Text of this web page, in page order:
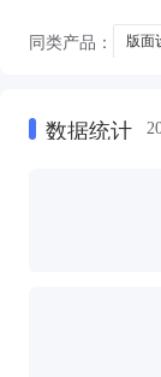
同类产品： 版面
数据统计